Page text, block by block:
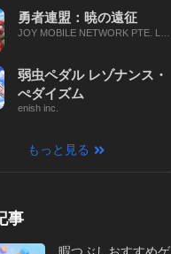
勇者連盟：暁の遠征
JOY MOBILE NETWORK PTE. LT
弱虫ペダル レゾナンス・
ぺダイズム
enish inc.
もっと見る
事